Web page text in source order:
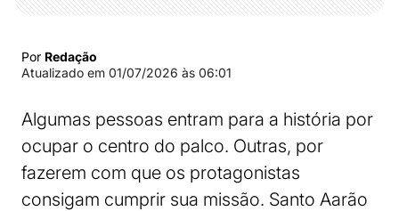
Por Redação
Atualizado em 01/07/2026 às 06:01
Algumas pessoas entram para a história por
ocupar o centro do palco. Outras, por
fazerem com que os protagonistas
consigam cumprir sua missão. Santo Aarão